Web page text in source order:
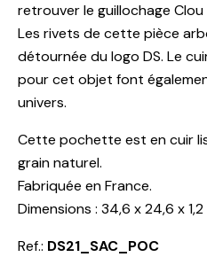
retrouver le guillochage
Les rivets de cette pièce
détournée du logo DS. Le
pour cet objet font
univers.
Cette pochette est en cuir
grain naturel.
Fabriquée en France.
Dimensions : 34,6 x 24,6 x 1,2
Ref.: DS21_SAC_POC